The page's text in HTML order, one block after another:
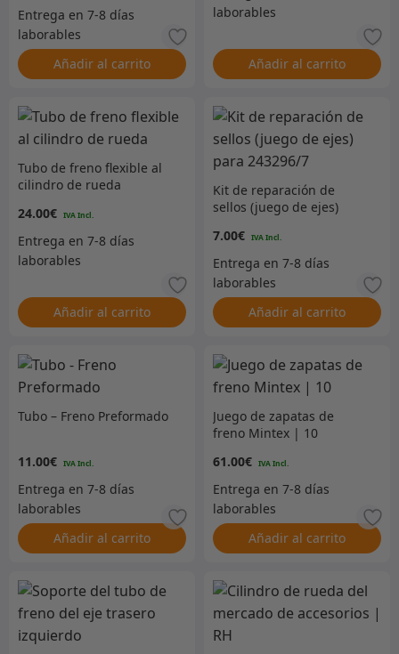
Añadir al carrito Añadir al carrito
Tubo de freno flexible al
cilindro de rueda
24.00€
Añadir al carrito
Kit de reparación de
sellos (juego de ejes)
7.00€
Añadir al carrito
Tubo – Freno Preformado
11.00€
Añadir al carrito
Juego de zapatas de
freno Mintex | 10
61.00€
Añadir al carrito